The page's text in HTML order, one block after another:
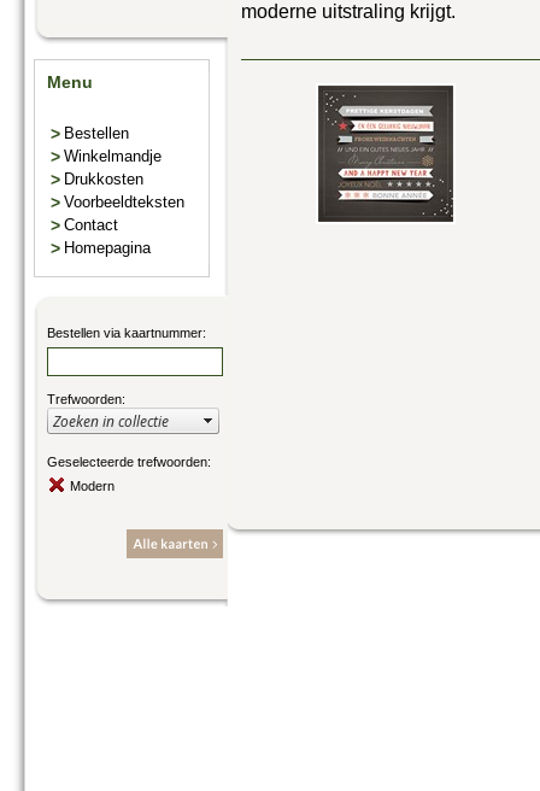
moderne uitstraling krijgt.
Menu
> Bestellen
> Winkelmandje
> Drukkosten
> Voorbeeldteksten
> Contact
> Homepagina
Bestellen via kaartnummer:
Trefwoorden:
Geselecteerde trefwoorden:
Modern